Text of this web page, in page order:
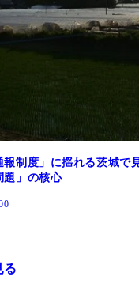
報制度」に揺れる茨城で
題」の核心
る